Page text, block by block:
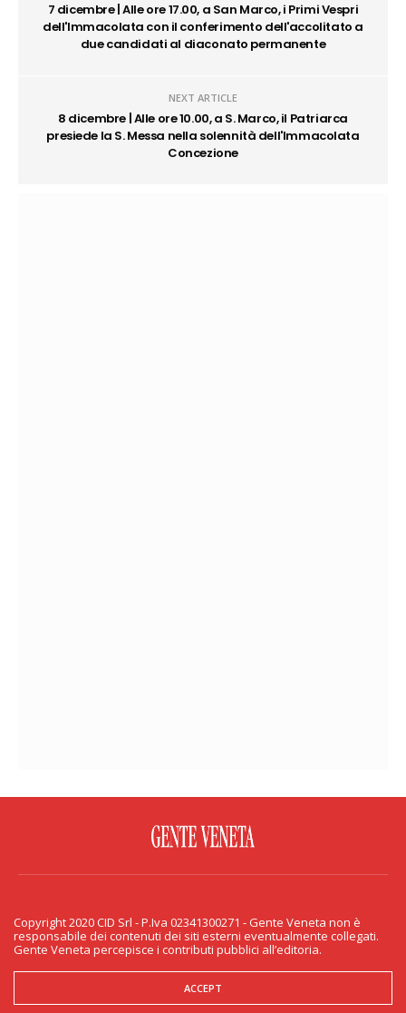
7 dicembre | Alle ore 17.00, a San Marco, i Primi Vespri
dell'Immacolata con il conferimento dell'accolitato a
due candidati al diaconato permanente
NEXT ARTICLE
8 dicembre | Alle ore 10.00, a S. Marco, il Patriarca
presiede la S. Messa nella solennità dell'Immacolata
Concezione
PRIVACY & COOKIE
Copyright 2020 CID Srl - P.Iva 02341300271 - Gente Veneta non è responsabile
dei contenuti dei siti esterni eventualmente collegati. Gente Veneta percepisce
i contributi pubblici all’editoria.
Copyright 2020 CID Srl - P.Iva 02341300271 - Gente Veneta non è
responsabile dei contenuti dei siti esterni eventualmente collegati.
Gente Veneta percepisce i contributi pubblici all’editoria.
ACCEPT